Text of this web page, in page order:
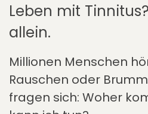
Leben mit
allein.
Millionen Menschen
Rauschen oder
fragen sich: Woher